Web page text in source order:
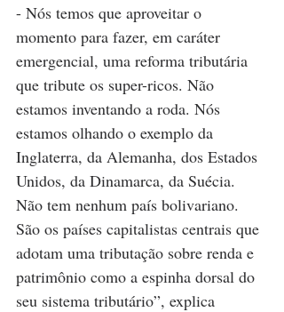
- Nós temos que aproveitar o
momento para fazer, em caráter
emergencial, uma reforma tributária
que tribute os super-ricos. Não
estamos inventando a roda. Nós
estamos olhando o exemplo da
Inglaterra, da Alemanha, dos Estados
Unidos, da Dinamarca, da Suécia.
Não tem nenhum país bolivariano.
São os países capitalistas centrais que
adotam uma tributação sobre renda e
patrimônio como a espinha dorsal do
seu sistema tributário”, explica